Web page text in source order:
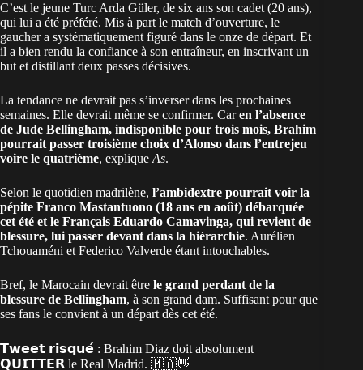
C’est le jeune Turc Arda Güler, de six ans son cadet (20 ans),
qui lui a été préféré. Mis à part le match d’ouverture, le
gaucher a systématiquement figuré dans le onze de départ. Et
il a bien rendu la confiance à son entraîneur, en inscrivant un
but et distillant deux passes décisives.
La tendance ne devrait pas s’inverser dans les prochaines
semaines. Elle devrait même se confirmer. Caren l’absence
de Jude Bellingham, indisponible pour trois mois, Brahim
pourrait passer troisième choix d’Alonso dans l’entrejeu
voire le quatrième, explique As.
Selon le quotidien madrilène, l’ambidextre pourrait voir la
pépite Franco Mastantuono (18 ans en août) débarquée
cet été et le Français Eduardo Camavinga, qui revient de
blessure, lui passer devant dans la hiérarchie. Aurélien
Tchouaméni et Federico Valverde étant intouchables.
Bref, le Marocain devrait être le grand perdant de la
blessure de Bellingham, à son grand dam. Suffisant pour que
ses fans le convient à un départ dès cet été.
𝗧𝘄𝗲𝗲𝘁 𝗿𝗶𝘀𝗾𝘂𝗲́ : Brahim Diaz doit absolument
𝗤𝗨𝗜𝗧𝗧𝗘𝗥 le Real Madrid. 🇲🇦👋